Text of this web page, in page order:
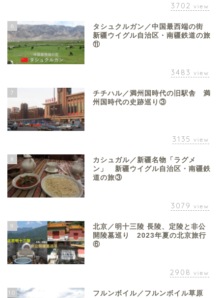
3702 view
6
タシュクルガン／中国最西端の街
新疆ウイグル自治区・南疆鉄道の旅
⑪
3483 view
7
チチハル／満州国時代の旧駅舎 満
州国時代の史跡巡り③
3135 view
8
カシュガル／新疆名物「ラグメ
ン」 新疆ウイグル自治区・南疆鉄
道の旅③
3079 view
9
北京／明十三陵 長陵、定陵と非公
開陵墓巡り 2023年夏の北京旅行
⑥
2908 view
10
フルンボイル／フルンボイル草原